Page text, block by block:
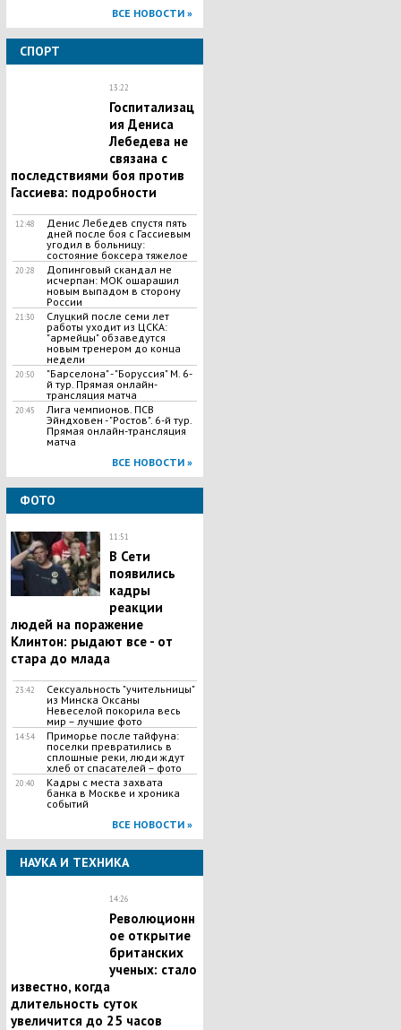
ВСЕ НОВОСТИ »
СПОРТ
13:22
Госпитализац
ия Дениса
Лебедева не
связана с
последствиями боя против
Гассиева: подробности
12:48
Денис Лебедев спустя пять
дней после боя с Гассиевым
угодил в больницу:
состояние боксера тяжелое
20:28
Допинговый скандал не
исчерпан: МОК ошарашил
новым выпадом в сторону
России
21:30
Слуцкий после семи лет
работы уходит из ЦСКА:
"армейцы" обзаведутся
новым тренером до конца
недели
20:50
"Барселона" - "Боруссия" М. 6-
й тур. Прямая онлайн-
трансляция матча
20:45
Лига чемпионов. ПСВ
Эйндховен - "Ростов". 6-й тур.
Прямая онлайн-трансляция
матча
ВСЕ НОВОСТИ »
ФОТО
11:51
В Сети
появились
кадры
реакции
людей на поражение
Клинтон: рыдают все - от
стара до млада
23:42
Сексуальность "учительницы"
из Минска Оксаны
Невеселой покорила весь
мир – лучшие фото
14:54
Приморье после тайфуна:
поселки превратились в
сплошные реки, люди ждут
хлеб от спасателей – фото
20:40
Кадры с места захвата
банка в Москве и хроника
событий
ВСЕ НОВОСТИ »
НАУКА И ТЕХНИКА
14:26
Революционн
ое открытие
британских
ученых: стало
известно, когда
длительность суток
увеличится до 25 часов